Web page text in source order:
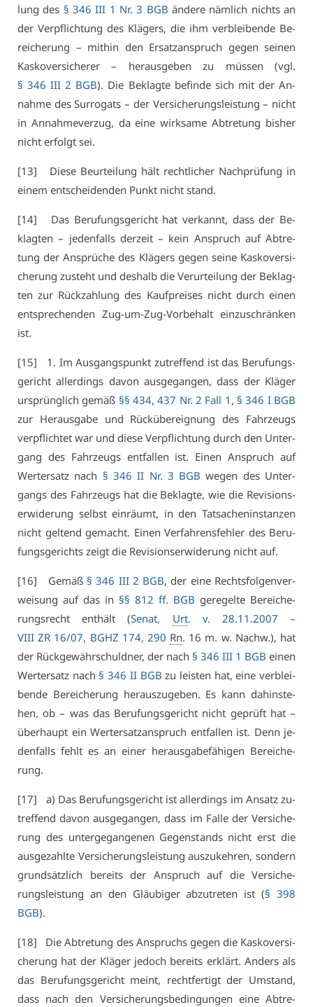
lung des § 346 III 1 Nr. 3 BGB än­de­re näm­lich nichts an
der Ver­pflich­tung des Klä­gers, die ihm ver­blei­ben­de Be­
rei­che­rung – mit­hin den Er­satz­an­spruch ge­gen sei­nen
Kas­ko­ver­si­che­rer – her­aus­ge­ben zu müs­sen (vgl.
§ 346 III 2 BGB). Die Be­klag­te be­fin­de sich mit der An­
nah­me des Sur­ro­gats – der Ver­si­che­rungs­leis­tung – nicht
in An­nah­me­ver­zug, da ei­ne wirk­sa­me Ab­tre­tung bis­her
nicht er­folgt sei.
[13] Die­se Be­ur­tei­lung hält recht­li­cher Nach­prü­fung in
ei­nem ent­schei­den­den Punkt nicht stand.
[14] Das Be­ru­fungs­ge­richt hat ver­kannt, dass der Be­
klag­ten – je­den­falls der­zeit – kein An­spruch auf Ab­tre­
tung der An­sprü­che des Klä­gers ge­gen sei­ne Kas­ko­ver­si­
che­rung zu­steht und des­halb die Ver­ur­tei­lung der Be­klag­
ten zur Rück­zah­lung des Kauf­prei­ses nicht durch ei­nen
ent­spre­chen­den Zug-um-Zug-Vor­be­halt ein­zu­schrän­ken
ist.
[15] 1. Im Aus­gangs­punkt zu­tref­fend ist das Be­ru­fungs­
ge­richt al­ler­dings da­von aus­ge­gan­gen, dass der Klä­ger
ur­sprüng­lich ge­mäß §§ 434,437 Nr. 2 Fall 1 , § 346 I BGB
zur Her­aus­ga­be und Rück­über­eig­nung des Fahr­zeugs
ver­pflich­tet war und die­se Ver­pflich­tung durch den Un­ter­
gang des Fahr­zeugs ent­fal­len ist. Ei­nen An­spruch auf
Wert­er­satz nach § 346 II Nr. 3 BGB we­gen des Un­ter­
gangs des Fahr­zeugs hat die Be­klag­te, wie die Re­vi­si­ons­
er­wi­de­rung selbst ein­räumt, in den Tat­sa­chen­in­stan­zen
nicht gel­tend ge­macht. Ei­nen Ver­fah­rens­feh­ler des Be­ru­
fungs­ge­richts zeigt die Re­vi­si­ons­er­wi­de­rung nicht auf.
[16] Ge­mäß § 346 III 2 BGB, der ei­ne Rechts­fol­gen­ver­
wei­sung auf das in §§ 812 ff. BGB ge­re­gel­te Be­rei­che­
rungs­recht ent­hält (Se­nat, Urt. v. 28.11.2007 –
VI­II ZR 16/07, BGHZ 174, 290 Rn. 16 m. w. Nachw.), hat
der Rück­ge­währ­schuld­ner, der nach § 346 III 1 BGB ei­nen
Wert­er­satz nach § 346 II BGB zu leis­ten hat, ei­ne ver­blei­
ben­de Be­rei­che­rung her­aus­zu­ge­ben. Es kann da­hin­ste­
hen, ob – was das Be­ru­fungs­ge­richt nicht ge­prüft hat –
über­haupt ein Wert­er­satz­an­spruch ent­fal­len ist. Denn je­
den­falls fehlt es an ei­ner her­aus­ga­be­fä­hi­gen Be­rei­che­
rung.
[17] a) Das Be­ru­fungs­ge­richt ist al­ler­dings im An­satz zu­
tref­fend da­von aus­ge­gan­gen, dass im Fal­le der Ver­si­che­
rung des un­ter­ge­gan­ge­nen Ge­gen­stands nicht erst die
aus­ge­zahl­te Ver­si­che­rungs­leis­tung aus­zu­keh­ren, son­dern
grund­sätz­lich be­reits der An­spruch auf die Ver­si­che­
rungs­leis­tung an den Gläu­bi­ger ab­zu­tre­ten ist (§ 398
BGB).
[18] Die Ab­tre­tung des An­spruchs ge­gen die Kas­ko­ver­si­
che­rung hat der Klä­ger je­doch be­reits er­klärt. An­ders als
das Be­ru­fungs­ge­richt meint, recht­fer­tigt der Um­stand,
dass nach den Ver­si­che­rungs­be­din­gun­gen ei­ne Ab­tre­